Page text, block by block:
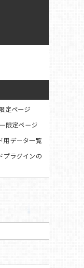
定ページ
限定ページ
用データ一覧
プラグインの